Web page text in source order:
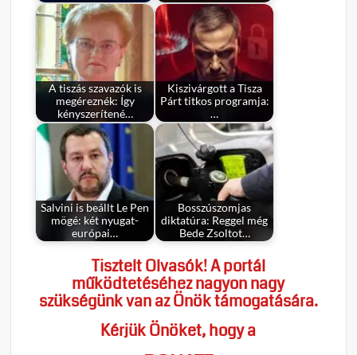
A tiszás szavazók is
megéreznék: Így
kényszerítené…
Kiszivárgott a Tisza
Párt titkos programja:
…
Salvini is beállt Le Pen
mögé: két nyugat-
európai…
Bosszúszomjas
diktatúra: Reggel még
Bede Zsoltot…
Tisztelt Olvasók! A portál
működtetéséhez nagyon nagy
szükségünk van az Önök támogatására.
Kérjük Önöket, hogy a